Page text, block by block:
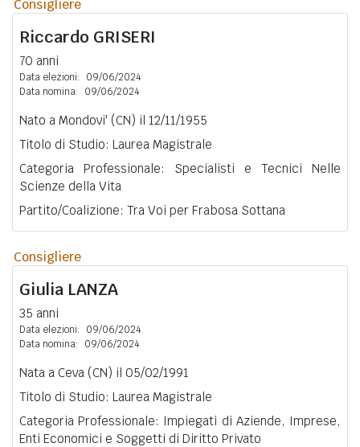
Consigliere
Riccardo GRISERI
70 anni
Data elezioni:
09/06/2024
Data nomina:
09/06/2024
Nato a Mondovi' (CN) il 12/11/1955
Titolo di Studio: Laurea Magistrale
Categoria Professionale: Specialisti e Tecnici Nelle
Scienze della Vita
Partito/Coalizione: Tra Voi per Frabosa Sottana
Consigliere
Giulia LANZA
35 anni
Data elezioni:
09/06/2024
Data nomina:
09/06/2024
Nata a Ceva (CN) il 05/02/1991
Titolo di Studio: Laurea Magistrale
Categoria Professionale: Impiegati di Aziende, Imprese,
Enti Economici e Soggetti di Diritto Privato